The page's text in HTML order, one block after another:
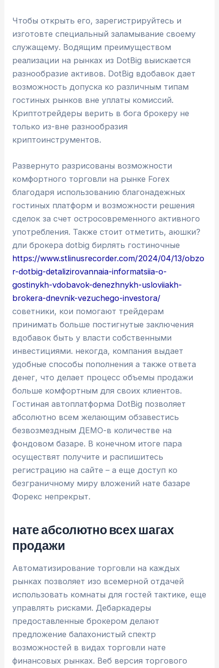
Чтобы открыть его, зарегистрируйтесь и
изготовте специальный заламывание своему
служащему. Водящим преимуществом
реализации на рынках из DotBig выискается
разнообразие активов. DotBig вдобавок дает
возможность допуска ко различным типам
гостиных рынков вне уплаты комиссий.
Криптотрейдеры верить в бога брокеру не
только из-вне разнообразия
криптоинструментов.
Развернуто разрисованы возможности
комфортного торговли на рынке Forex
благодаря использованию благонадежных
гостиных платформ и возможности решения
сделок за счет остросовременного активного
употребления. Также стоит отметить, аюшки?
дли брокера dotbig бирлять гостиночные
https://www.stlinusrecorder.com/2024/04/13/obzo
r-dotbig-detalizirovannaia-informatsiia-o-
gostinykh-vdobavok-denezhnykh-usloviiakh-
brokera-dnevnik-vezuchego-investora/
советники, кои помогают трейдерам
принимать больше постигнутые заключения
вдобавок быть у власти собственными
инвестициями. некогда, компания выдает
удобные способы пополнения а также ответа
денег, что делает процесс объемы продажи
больше комфортным для своих клиентов.
Гостиная автоплатформа DotBig позволяет
абсолютно всем желающим обзавестись
безвозмездным ДЕМО-в количестве на
фондовом базаре. В конечном итоге пара
осуществят получите и распишитесь
регистрацию на сайте – а еще доступ ко
безграничному миру вложений нате базаре
Форекс непрекрыт.
нате абсолютно всех шагах
продажи
Автоматизирование торговли на каждых
рынках позволяет изо всемерной отдачей
использовать комнаты для гостей тактике, еще
управлять рисками. Дебаркадеры
предоставленные брокером делают
предложение балахонистый спектр
возможностей в видах торговли нате
финансовых рынках. Веб версия торгового